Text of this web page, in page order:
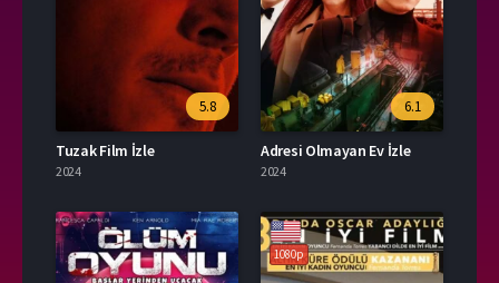
5.8
Tuzak Film İzle
2024
6.1
Adresi Olmayan Ev İzle
2024
1080p